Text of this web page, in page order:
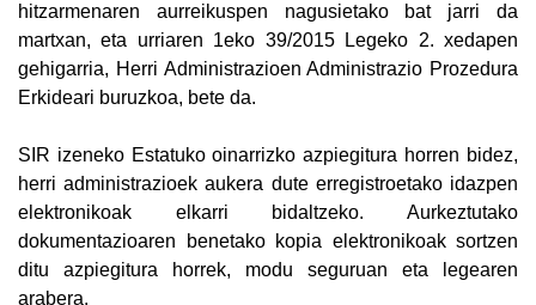
hitzarmenaren aurreikuspen nagusietako bat jarri da
martxan, eta urriaren 1eko 39/2015 Legeko 2. xedapen
gehigarria, Herri Administrazioen Administrazio Prozedura
Erkideari buruzkoa, bete da.
SIR izeneko Estatuko oinarrizko azpiegitura horren bidez,
herri administrazioek aukera dute erregistroetako idazpen
elektronikoak elkarri bidaltzeko. Aurkeztutako
dokumentazioaren benetako kopia elektronikoak sortzen
ditu azpiegitura horrek, modu seguruan eta legearen
arabera.